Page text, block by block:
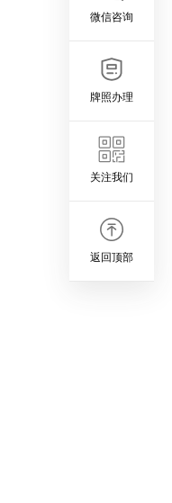
微信咨询
牌照办理
关注我们
返回顶部